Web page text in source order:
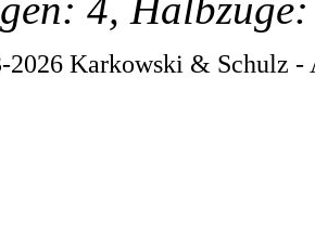
2026 Karkowski & Schulz